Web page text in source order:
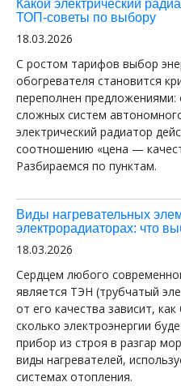
Какой электрический
ТОП-советы по выбору
18.03.2026
С ростом тарифов выбор
обогревателя становится
переполнен
сложных систем
электрический радиатор
соотношению «цена —
Разбираемся по пунктам.
Виды нагревательных
электрорадиаторах: что
18.03.2026
Сердцем любого
является ТЭН (трубчатый
от его качества зависит,
сколько электроэнергии
прибор из строя в разгар
виды нагревателей,
системах отопления.